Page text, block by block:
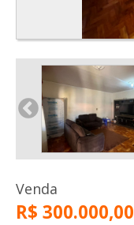
Venda
R$ 300.000,00